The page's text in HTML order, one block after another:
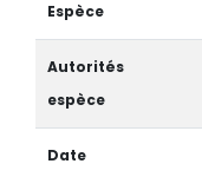
Espèce
Autorités
espèce
Date